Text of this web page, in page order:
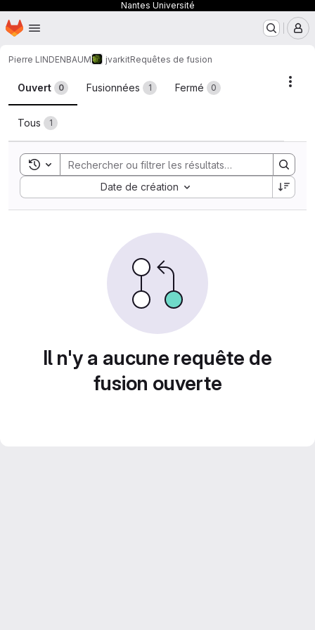
Nantes Université
Passer au contenu principal
Page d'accueil
Pierre LINDENBAUM jvarkitRequêtes de fusion
Requêtes de fusion
Ouvert 0 Fusionnées 1 Fermé 0
Tous 1
Toggle search history
Date de création
Sort by:
Il n'y a aucune requête de
fusion ouverte